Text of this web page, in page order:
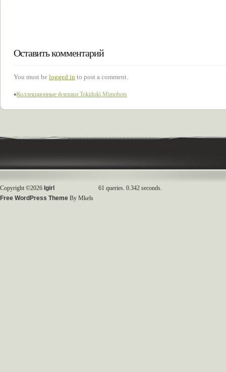
Оставить комментарий
You must be logged in to post a comment.
«Коллекционные флешки Tokidoki Mimobots
Copyright ©2026 Igirl
Free WordPress Theme By Mkels
61 queries. 0.342 seconds.